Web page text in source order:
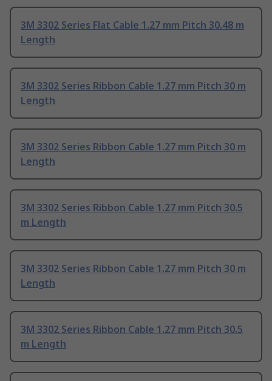
3M 3302 Series Flat Cable 1.27 mm Pitch 30.48 m
Length
3M 3302 Series Ribbon Cable 1.27 mm Pitch 30 m
Length
3M 3302 Series Ribbon Cable 1.27 mm Pitch 30 m
Length
3M 3302 Series Ribbon Cable 1.27 mm Pitch 30.5
m Length
3M 3302 Series Ribbon Cable 1.27 mm Pitch 30 m
Length
3M 3302 Series Ribbon Cable 1.27 mm Pitch 30.5
m Length